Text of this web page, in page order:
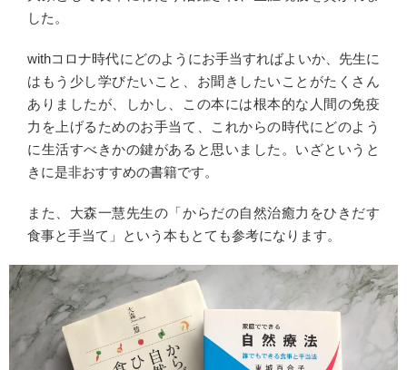
した。
withコロナ時代にどのようにお手当すればよいか、先生に
はもう少し学びたいこと、お聞きしたいことがたくさん
ありましたが、しかし、この本には根本的な人間の免疫
力を上げるためのお手当て、これからの時代にどのよう
に生活すべきかの鍵があると思いました。いざというと
きに是非おすすめの書籍です。
また、大森一慧先生の「からだの自然治癒力をひきだす
食事と手当て」という本もとても参考になります。